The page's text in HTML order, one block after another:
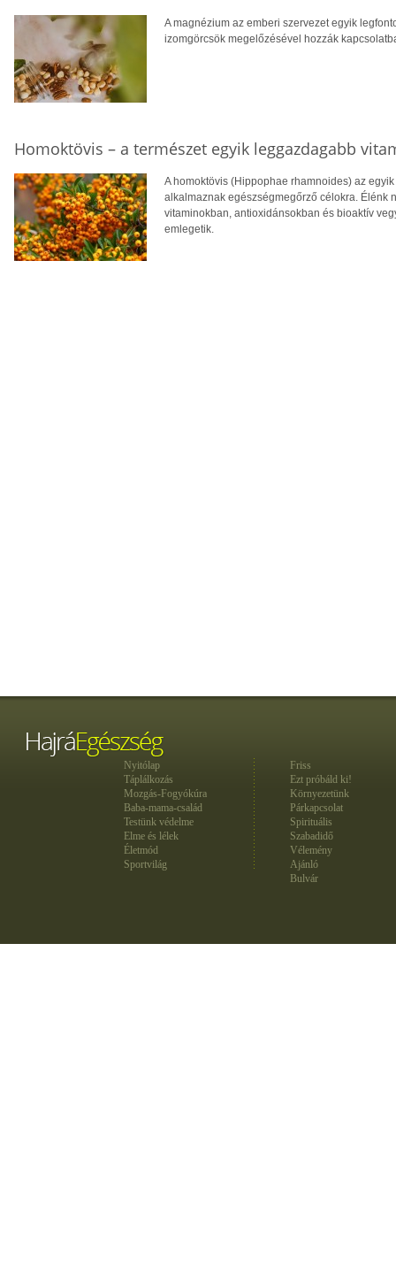
A magnézium az emberi szervezet egyik
izomgörcsök megelőzésével hozzák
Homoktövis – a természet egyik leggazdagabb
A homoktövis (Hippophae rhamnoides) az
alkalmaznak egészségmegőrző célokra. Élénk
vitaminokban, antioxidánsokban és bioaktív
emlegetik.
Nyitólap
Táplálkozás
Mozgás-Fogyókúra
Baba-mama-család
Testünk védelme
Elme és lélek
Életmód
Sportvilág
Friss
Ezt próbáld ki!
Környezetünk
Párkapcsolat
Spirituális
Szabadidő
Vélemény
Ajánló
Bulvár